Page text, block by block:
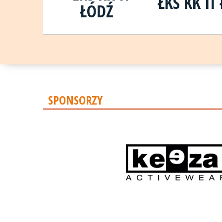
SPONSORZY